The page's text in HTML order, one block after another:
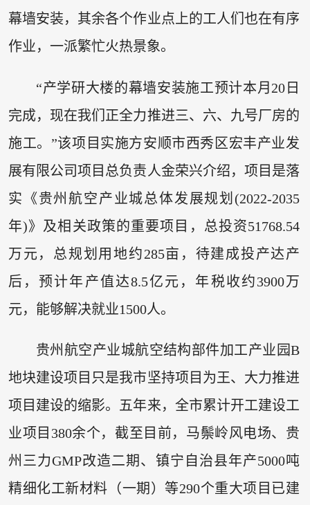
幕墙安装，其余各个作业点上的工人们也在有序
作业，一派繁忙火热景象。
“产学研大楼的幕墙安装施工预计本月20日
完成，现在我们正全力推进三、六、九号厂房的
施工。”该项目实施方安顺市西秀区宏丰产业发
展有限公司项目总负责人金荣兴介绍，项目是落
实《贵州航空产业城总体发展规划(2022-2035
年)》及相关政策的重要项目，总投资51768.54
万元，总规划用地约285亩，待建成投产达产
后，预计年产值达8.5亿元，年税收约3900万
元，能够解决就业1500人。
贵州航空产业城航空结构部件加工产业园B
地块建设项目只是我市坚持项目为王、大力推进
项目建设的缩影。五年来，全市累计开工建设工
业项目380余个，截至目前，马鬃岭风电场、贵
州三力GMP改造二期、镇宁自治县年产5000吨
精细化工新材料（一期）等290个重大项目已建